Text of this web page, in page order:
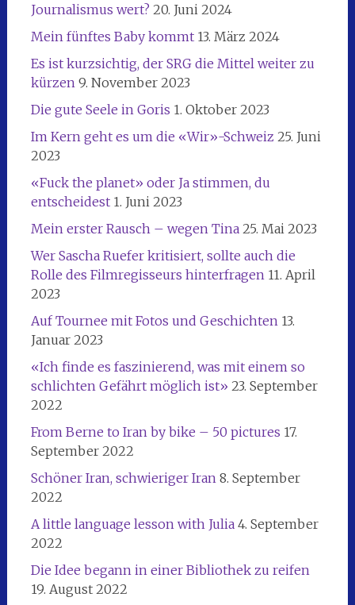
Journalismus wert? 20. Juni 2024
Mein fünftes Baby kommt 13. März 2024
Es ist kurzsichtig, der SRG die Mittel weiter zu
kürzen 9. November 2023
Die gute Seele in Goris 1. Oktober 2023
Im Kern geht es um die «Wir»-Schweiz 25. Juni
2023
«Fuck the planet» oder Ja stimmen, du
entscheidest 1. Juni 2023
Mein erster Rausch – wegen Tina 25. Mai 2023
Wer Sascha Ruefer kritisiert, sollte auch die
Rolle des Filmregisseurs hinterfragen 11. April
2023
Auf Tournee mit Fotos und Geschichten 13.
Januar 2023
«Ich finde es faszinierend, was mit einem so
schlichten Gefährt möglich ist» 23. September
2022
From Berne to Iran by bike – 50 pictures 17.
September 2022
Schöner Iran, schwieriger Iran 8. September
2022
A little language lesson with Julia 4. September
2022
Die Idee begann in einer Bibliothek zu reifen
19. August 2022